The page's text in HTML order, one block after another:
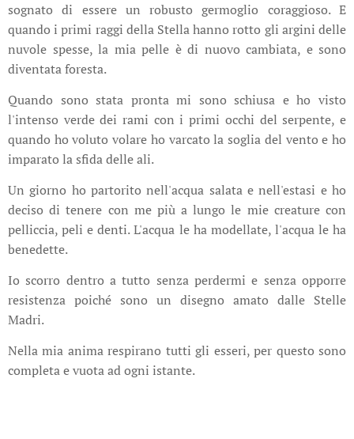
sognato di essere un robusto germoglio coraggioso. E
quando i primi raggi della Stella hanno rotto gli argini delle
nuvole spesse, la mia pelle è di nuovo cambiata, e sono
diventata foresta.
Quando sono stata pronta mi sono schiusa e ho visto
l'intenso verde dei rami con i primi occhi del serpente, e
quando ho voluto volare ho varcato la soglia del vento e ho
imparato la sfida delle ali.
Un giorno ho partorito nell'acqua salata e nell'estasi e ho
deciso di tenere con me più a lungo le mie creature con
pelliccia, peli e denti. L'acqua le ha modellate, l'acqua le ha
benedette.
Io scorro dentro a tutto senza perdermi e senza opporre
resistenza poiché sono un disegno amato dalle Stelle
Madri.
Nella mia anima respirano tutti gli esseri, per questo sono
completa e vuota ad ogni istante.